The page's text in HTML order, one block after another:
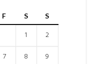
F S S
1
2
7 8
9